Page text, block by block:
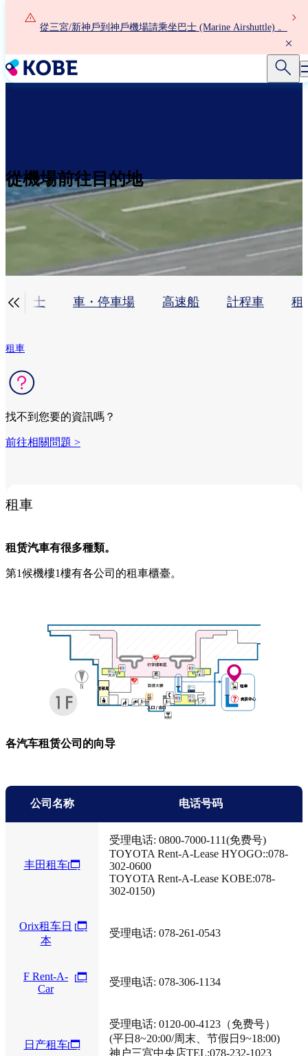
內
容
從三宮/新神戶到神戶機場請乘坐巴士 (Marine Airshuttle) 。
從機場前往目的地
巴士 車・停車場 高速船 計程車 租

租車
找不到您要的資訊嗎？
前往相關問題 >
租車
租赁汽車有很多種類。
第1候機樓1樓有各公司的租車櫃臺。
各汽车租赁公司的向导
公司名称 电话号码
丰田租车
受理电话: 0800-7000-111(免费号)
TOYOTA Rent-A-Lease HYOGO::078-
302-0600
TOYOTA Rent-A-Lease KOBE:078-
302-0150)
Orix租车日
本
受理电话: 078-261-0543
F Rent-A-
Car
受理电话: 078-306-1134
日产租车
受理电话: 0120-00-4123（免费号）
(平日8~20:00/周末、节假日9~18:00)
神户三宫中央店TEL:078-232-1023